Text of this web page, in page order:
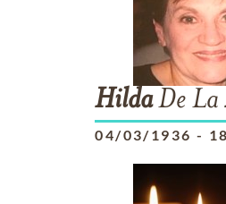
HildaDe La
04/03/1936 -